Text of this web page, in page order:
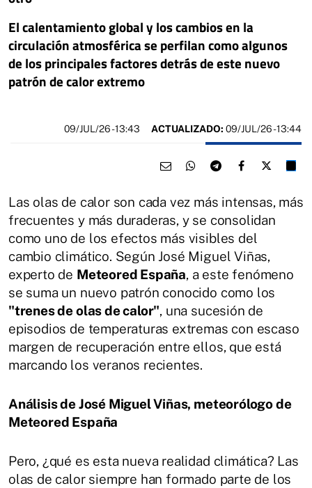
El calentamiento global y los cambios en la
circulación atmosférica se perfilan como algunos
de los principales factores detrás de este nuevo
patrón de calor extremo
09/JUL/26- 13:43 ACTUALIZADO: 09/JUL/26 - 13:44
Las olas de calor son cada vez más intensas, más
frecuentes y más duraderas, y se consolidan
como uno de los efectos más visibles del
cambio climático. Según José Miguel Viñas,
experto de Meteored España, a este fenómeno
se suma un nuevo patrón conocido como los
"trenes de olas de calor", una sucesión de
episodios de temperaturas extremas con escaso
margen de recuperación entre ellos, que está
marcando los veranos recientes.
Análisis de José Miguel Viñas, meteorólogo de
Meteored España
Pero, ¿qué es esta nueva realidad climática? Las
olas de calor siempre han formado parte de los